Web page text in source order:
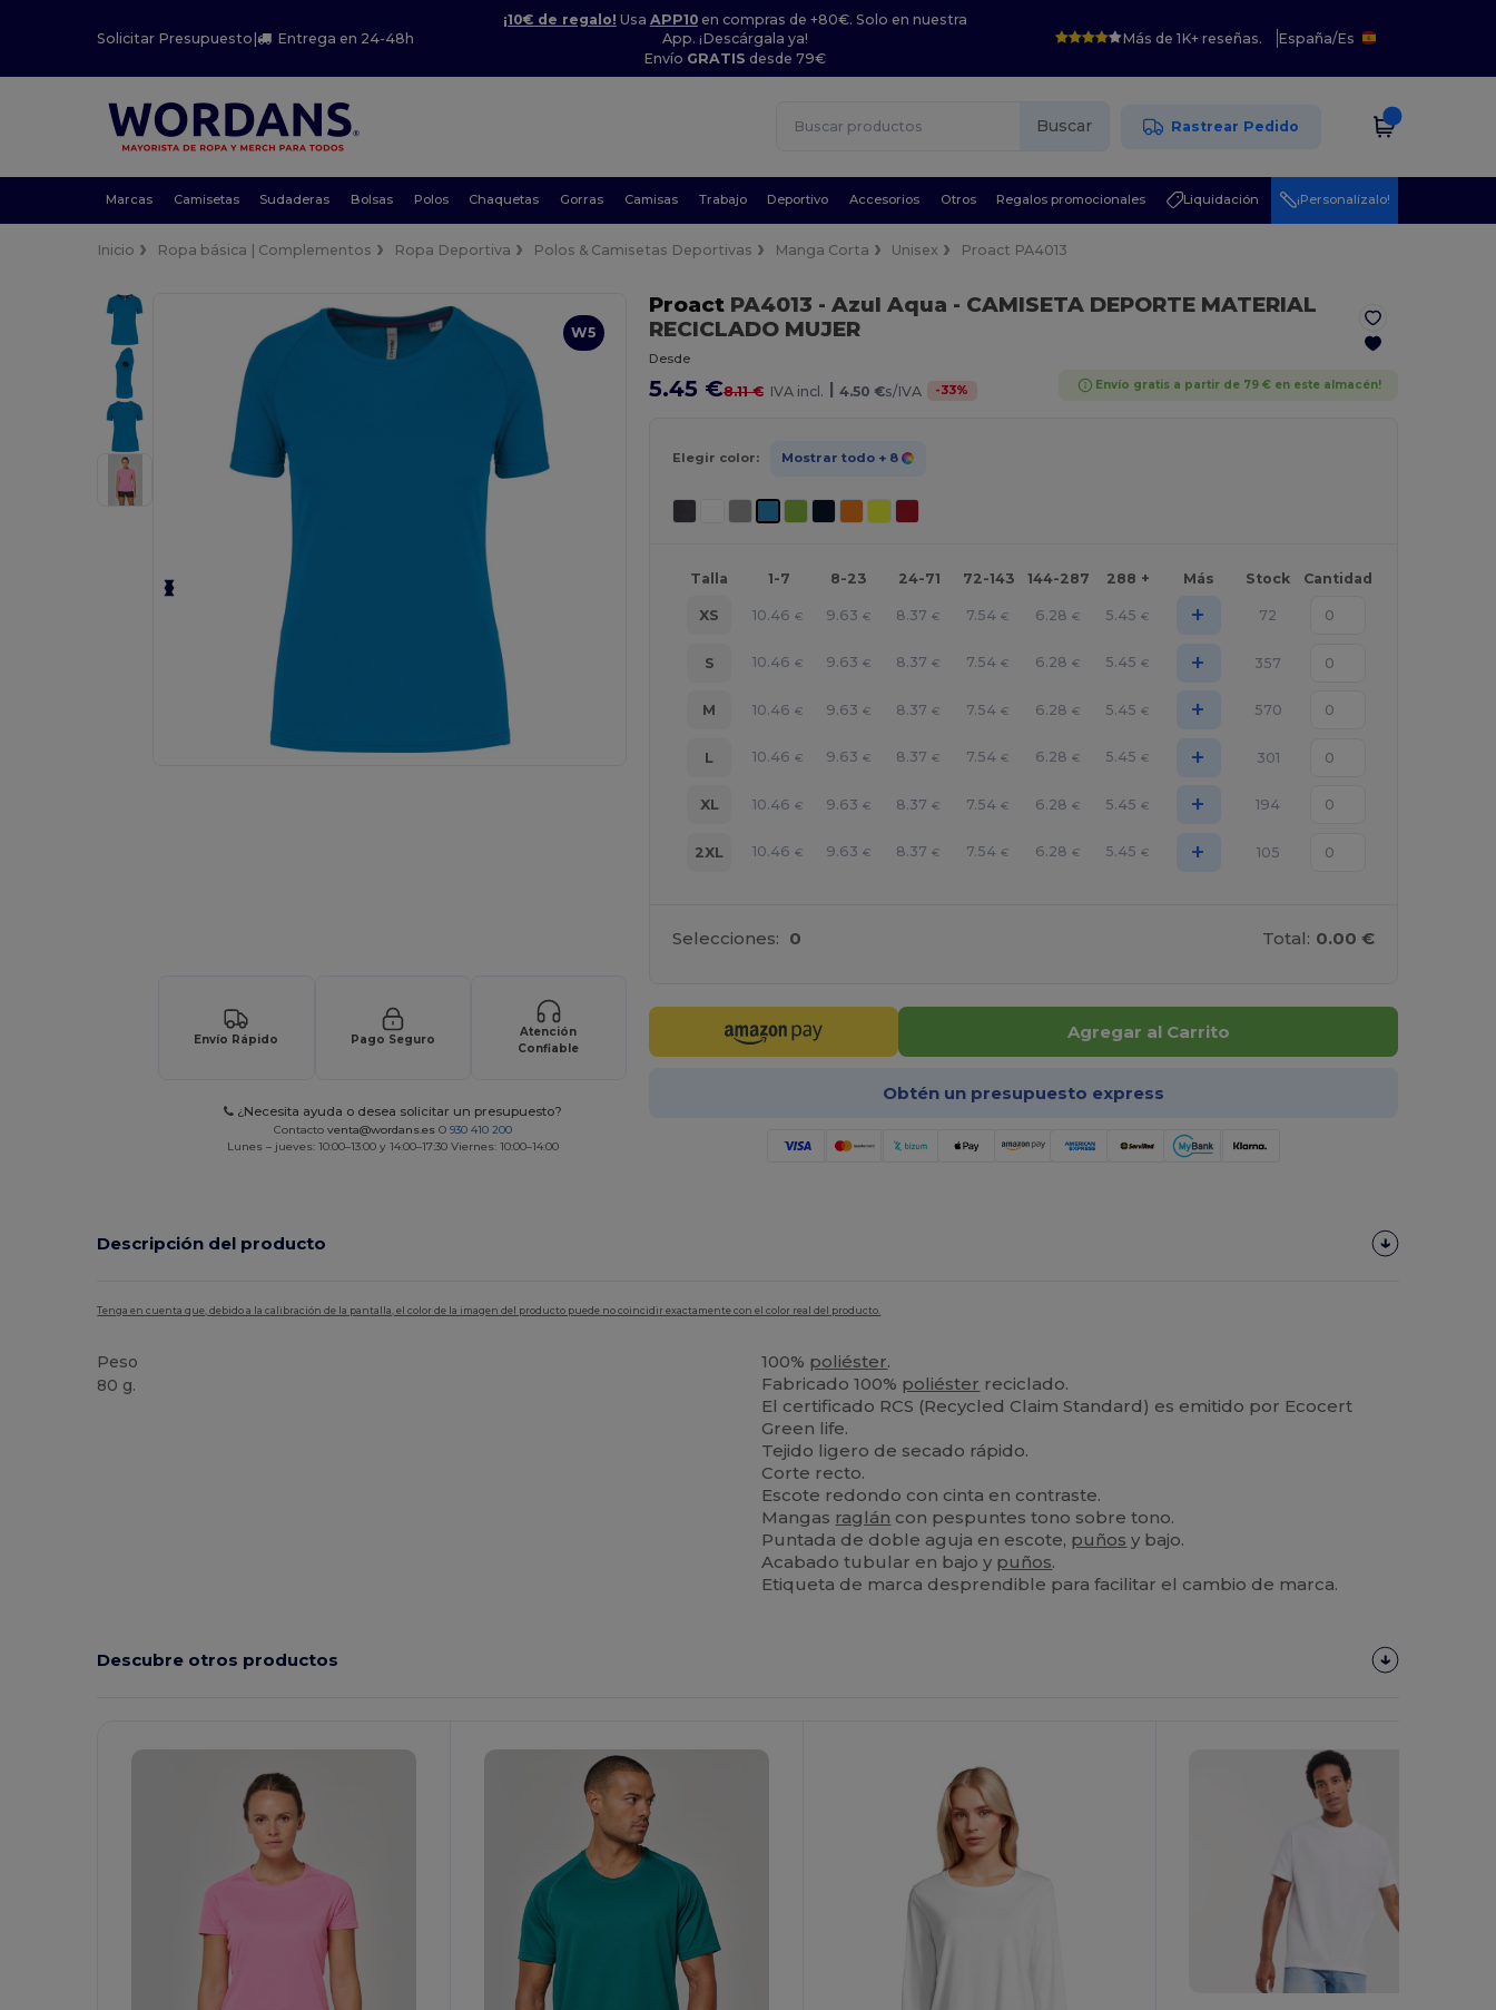
Solicitar Presupuesto | Entrega en 24-48h
¡10€ de regalo! Usa APP10en compras de +80€. Solo en nuestra
App. ¡Descárgala ya!
Envío GRATIS desde 79€
Más de 1K+ reseñas. España/Es
Buscar Rastrear Pedido
Marcas Camisetas Sudaderas Bolsas Polos Chaquetas Gorras Camisas Trabajo Deportivo Accesorios Otros Regalos promocionales Liquidación ¡Personalízalo!
Inicio Ropa básica | Complementos Ropa Deportiva Polos & Camisetas Deportivas Manga Corta Unisex Proact PA4013
W5
Envío Rápido Pago Seguro
Atención
Confiable
¿Necesita ayuda o desea solicitar un presupuesto?
Contacto venta@wordans.es O 930 410 200
Lunes – jueves: 10:00–13:00 y 14:00–17:30 Viernes: 10:00–14:00
ProactPA4013 - Azul Aqua - CAMISETA DEPORTE MATERIAL
RECICLADO MUJER
Desde
5.45 €8.11 € IVA incl. | 4.50 €s/IVA -33% Envío gratis a partir de 79 € en este almacén!
Elegir color: Mostrar todo + 8
Talla 1-7 8-23 24-71 72-143 144-287 288 + Más Stock Cantidad
XS 10.46 € 9.63 € 8.37 € 7.54 € 6.28 € 5.45 € + 72
S 10.46 € 9.63 € 8.37 € 7.54 € 6.28 € 5.45 € + 357
M 10.46 € 9.63 € 8.37 € 7.54 € 6.28 € 5.45 € + 570
L 10.46 € 9.63 € 8.37 € 7.54 € 6.28 € 5.45 € + 301
XL 10.46 € 9.63 € 8.37 € 7.54 € 6.28 € 5.45 € + 194
2XL 10.46 € 9.63 € 8.37 € 7.54 € 6.28 € 5.45 € + 105
Selecciones: 0 Total: 0.00 €
Agregar al Carrito
Obtén un presupuesto express
Descripción del producto
Tenga en cuenta que, debido a la calibración de la pantalla, el color de la imagen del producto puede no coincidir exactamente con el color real del producto.
Peso
80 g.
100% poliéster.
Fabricado 100% poliéster reciclado.
El certificado RCS (Recycled Claim Standard) es emitido por Ecocert
Green life.
Tejido ligero de secado rápido.
Corte recto.
Escote redondo con cinta en contraste.
Mangas raglán con pespuntes tono sobre tono.
Puntada de doble aguja en escote, puños y bajo.
Acabado tubular en bajo y puños.
Etiqueta de marca desprendible para facilitar el cambio de marca.
Descubre otros productos